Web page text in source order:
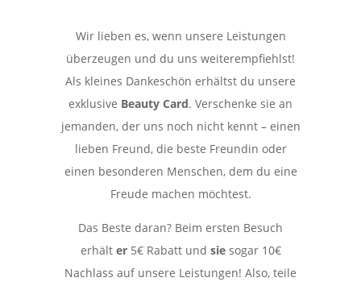
Wir lieben es, wenn unsere Leistungen
überzeugen und du uns weiterempfiehlst!
Als kleines Dankeschön erhältst du unsere
exklusive Beauty Card. Verschenke sie an
jemanden, der uns noch nicht kennt – einen
lieben Freund, die beste Freundin oder
einen besonderen Menschen, dem du eine
Freude machen möchtest.
Das Beste daran? Beim ersten Besuch
erhält er5€ Rabatt und siesogar 10€
Nachlass auf unsere Leistungen! Also, teile